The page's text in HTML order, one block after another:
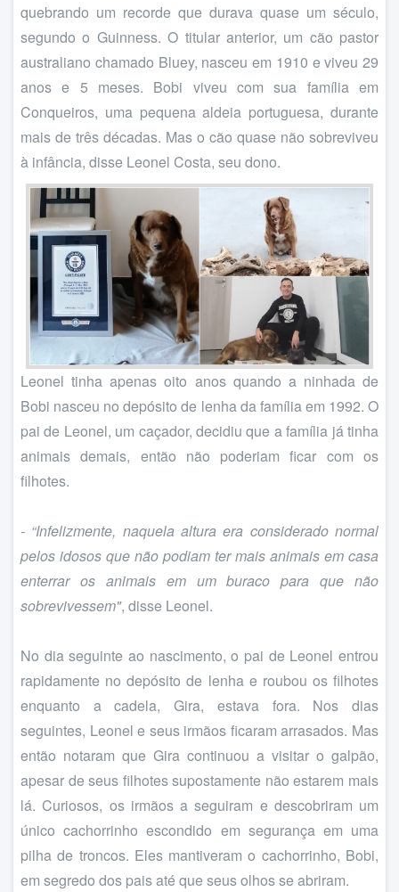
quebrando um recorde que durava quase um século,
segundo o Guinness. O titular anterior, um cão pastor
australiano chamado Bluey, nasceu em 1910 e viveu 29
anos e 5 meses. Bobi viveu com sua família em
Conqueiros, uma pequena aldeia portuguesa, durante
mais de três décadas. Mas o cão quase não sobreviveu
à infância, disse Leonel Costa, seu dono.
Leonel tinha apenas oito anos quando a ninhada de
Bobi nasceu no depósito de lenha da família em 1992. O
pai de Leonel, um caçador, decidiu que a família já tinha
animais demais, então não poderiam ficar com os
filhotes.
- “Infelizmente, naquela altura era considerado normal
pelos idosos que não podiam ter mais animais em casa
enterrar os animais em um buraco para que não
sobrevivessem", disse Leonel.
No dia seguinte ao nascimento, o pai de Leonel entrou
rapidamente no depósito de lenha e roubou os filhotes
enquanto a cadela, Gira, estava fora. Nos dias
seguintes, Leonel e seus irmãos ficaram arrasados. Mas
então notaram que Gira continuou a visitar o galpão,
apesar de seus filhotes supostamente não estarem mais
lá. Curiosos, os irmãos a seguiram e descobriram um
único cachorrinho escondido em segurança em uma
pilha de troncos. Eles mantiveram o cachorrinho, Bobi,
em segredo dos pais até que seus olhos se abriram.